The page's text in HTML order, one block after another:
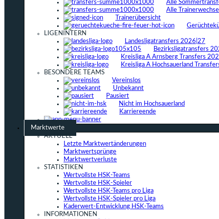
Alle
Alle
Trainerübersicht
LIGENINTERN
Landesligatransfers 2026|27
Bezirksligatransfers
Kreisliga A Arnsberg Transfers
Kreisliga A Hochsauerland
BESONDERE TEAMS
Vereinslos
Unbekannt
Pausiert
Nicht im Hochsauerland
Karriereende
Marktwerte
AKTUELL
Letzte Marktwertänderungen
Marktwertsprünge
Marktwertverluste
STATISTIKEN
Wertvollste HSK-Teams
Wertvollste HSK-Spieler
Wertvollste HSK-Teams pro Liga
Wertvollste HSK-Spieler pro Liga
Kaderwert-Entwicklung HSK-Teams
INFORMATIONEN